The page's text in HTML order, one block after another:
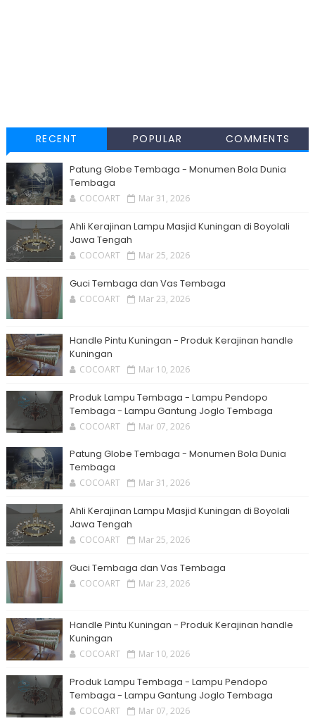
RECENT POPULAR COMMENTS
Patung Globe Tembaga - Monumen Bola Dunia
Tembaga
COCOART Mar 31, 2026
Ahli Kerajinan Lampu Masjid Kuningan di Boyolali
Jawa Tengah
COCOART Mar 25, 2026
Guci Tembaga dan Vas Tembaga
COCOART Mar 23, 2026
Handle Pintu Kuningan - Produk Kerajinan handle
Kuningan
COCOART Mar 10, 2026
Produk Lampu Tembaga - Lampu Pendopo
Tembaga - Lampu Gantung Joglo Tembaga
COCOART Mar 07, 2026
Patung Globe Tembaga - Monumen Bola Dunia
Tembaga
COCOART Mar 31, 2026
Ahli Kerajinan Lampu Masjid Kuningan di Boyolali
Jawa Tengah
COCOART Mar 25, 2026
Guci Tembaga dan Vas Tembaga
COCOART Mar 23, 2026
Handle Pintu Kuningan - Produk Kerajinan handle
Kuningan
COCOART Mar 10, 2026
Produk Lampu Tembaga - Lampu Pendopo
Tembaga - Lampu Gantung Joglo Tembaga
COCOART Mar 07, 2026